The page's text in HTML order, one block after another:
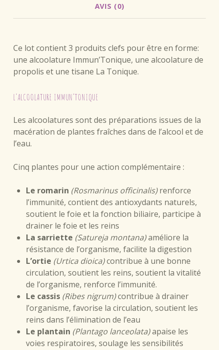
AVIS (0)
Ce lot contient 3 produits clefs pour être en forme:
une alcoolature Immun’Tonique, une alcoolature de
propolis et une tisane La Tonique.
L’ALCOOLATURE IMMUN’TONIQUE
Les alcoolatures sont des préparations issues de la
macération de plantes fraîches dans de l’alcool et de
l’eau.
Cinq plantes pour une action complémentaire :
Le romarin (Rosmarinus officinalis)renforce
l’immunité, contient des antioxydants naturels,
soutient le foie et la fonction biliaire, participe à
drainer le foie et les reins
La sarriette (Satureja montana)améliore la
résistance de l’organisme, facilite la digestion
L’ortie (Urtica dioica)contribue à une bonne
circulation, soutient les reins, soutient la vitalité
de l’organisme, renforce l’immunité.
Le cassis (Ribes nigrum)contribue à drainer
l’organisme, favorise la circulation, soutient les
reins dans l’élimination de l’eau
Le plantain (Plantago lanceolata)apaise les
voies respiratoires, soulage les sensibilités